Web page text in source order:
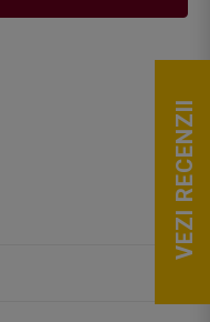
VEZI RECENZII